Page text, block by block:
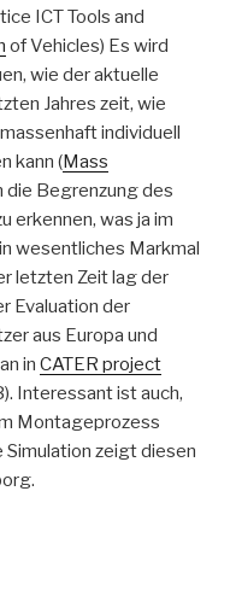
ICT Tools and
of Vehicles) Es wird
wie der aktuelle
Jahres zeit, wie
individuell
kann (Mass
die Begrenzung des
erkennen, was ja im
wesentliches Markmal
letzten Zeit lag der
Evaluation der
aus Europa und
in CATER project
Interessant ist auch,
Montageprozess
zeigt diesen